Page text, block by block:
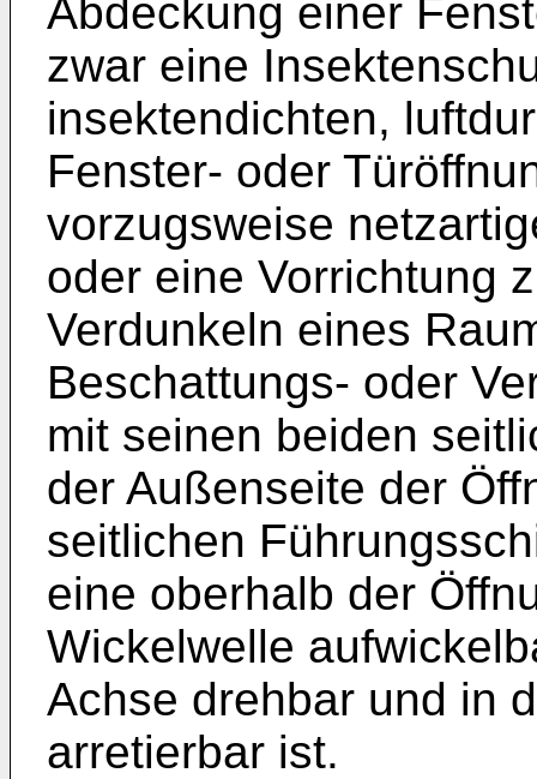
Abdeckung einer
zwar eine
insektendichten,
Fenster- oder
vorzugsweise
oder eine Vorrichtung
Verdunkeln eines
Beschattungs- oder
mit seinen beiden
der Außenseite der
seitlichen
eine oberhalb der
Wickelwelle
Achse drehbar und in
arretierbar ist.